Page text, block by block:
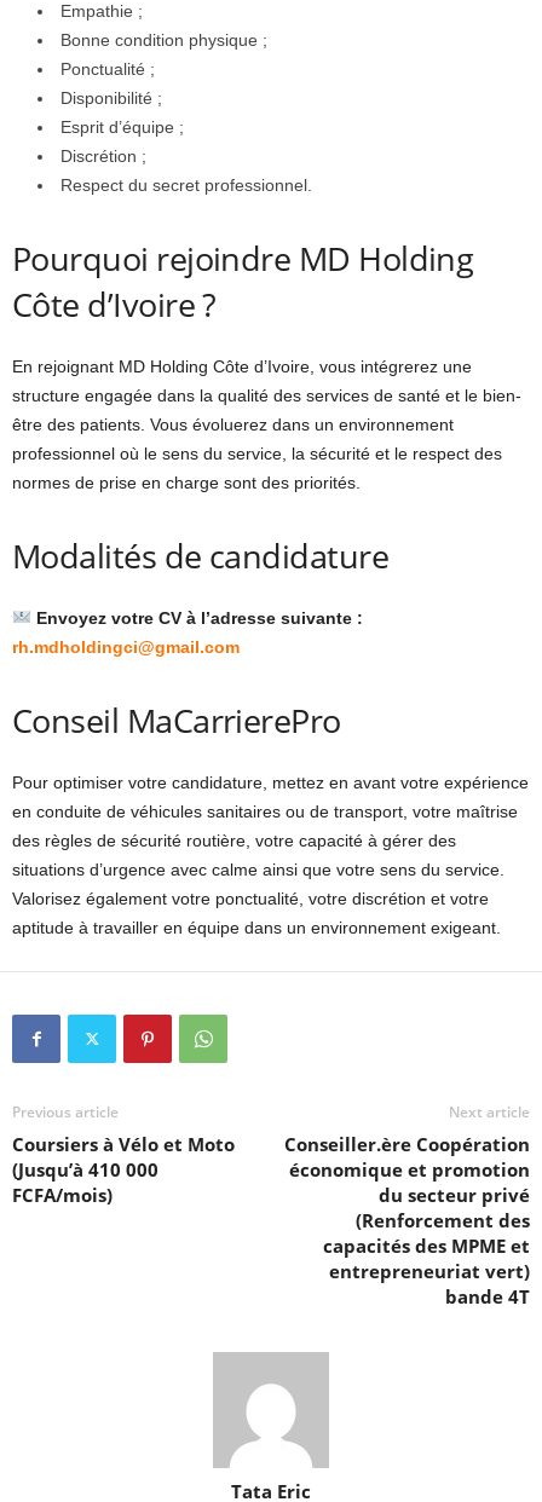
Empathie ;
Bonne condition physique ;
Ponctualité ;
Disponibilité ;
Esprit d’équipe ;
Discrétion ;
Respect du secret professionnel.
Pourquoi rejoindre MD Holding
Côte d’Ivoire ?
En rejoignant MD Holding Côte d’Ivoire, vous intégrerez une
structure engagée dans la qualité des services de santé et le bien-
être des patients. Vous évoluerez dans un environnement
professionnel où le sens du service, la sécurité et le respect des
normes de prise en charge sont des priorités.
Modalités de candidature
Envoyez votre CV à l’adresse suivante :
rh.mdholdingci@gmail.com
Conseil MaCarrierePro
Pour optimiser votre candidature, mettez en avant votre expérience
en conduite de véhicules sanitaires ou de transport, votre maîtrise
des règles de sécurité routière, votre capacité à gérer des
situations d’urgence avec calme ainsi que votre sens du service.
Valorisez également votre ponctualité, votre discrétion et votre
aptitude à travailler en équipe dans un environnement exigeant.
Previous article
Coursiers à Vélo et Moto
(Jusqu’à 410 000
FCFA/mois)
Next article
Conseiller.ère Coopération
économique et promotion
du secteur privé
(Renforcement des
capacités des MPME et
entrepreneuriat vert)
bande 4T
Tata Eric